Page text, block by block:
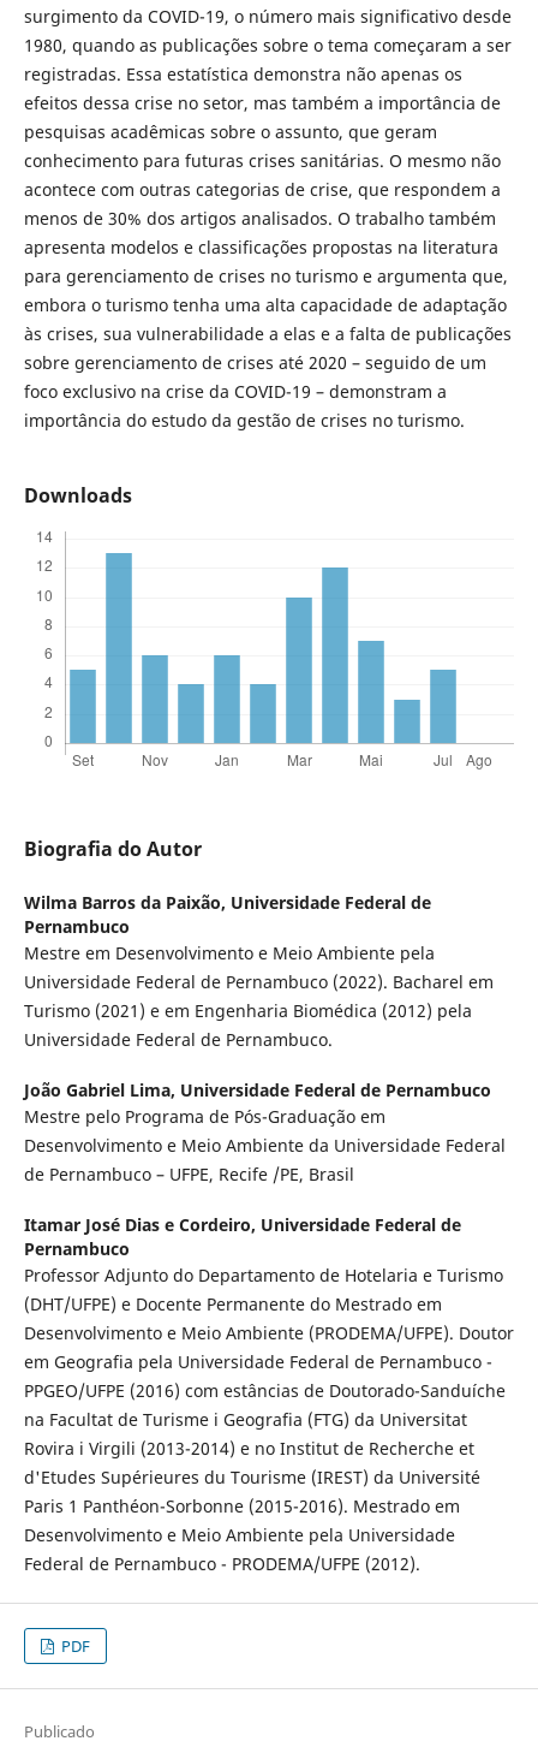
surgimento da COVID-19, o número mais significativo desde
1980, quando as publicações sobre o tema começaram a ser
registradas. Essa estatística demonstra não apenas os
efeitos dessa crise no setor, mas também a importância de
pesquisas acadêmicas sobre o assunto, que geram
conhecimento para futuras crises sanitárias. O mesmo não
acontece com outras categorias de crise, que respondem a
menos de 30% dos artigos analisados. O trabalho também
apresenta modelos e classificações propostas na literatura
para gerenciamento de crises no turismo e argumenta que,
embora o turismo tenha uma alta capacidade de adaptação
às crises, sua vulnerabilidade a elas e a falta de publicações
sobre gerenciamento de crises até 2020 – seguido de um
foco exclusivo na crise da COVID-19 – demonstram a
importância do estudo da gestão de crises no turismo.
Downloads
Biografia do Autor
Wilma Barros da Paixão, Universidade Federal de
Pernambuco
Mestre em Desenvolvimento e Meio Ambiente pela
Universidade Federal de Pernambuco (2022). Bacharel em
Turismo (2021) e em Engenharia Biomédica (2012) pela
Universidade Federal de Pernambuco.
João Gabriel Lima, Universidade Federal de Pernambuco
Mestre pelo Programa de Pós-Graduação em
Desenvolvimento e Meio Ambiente da Universidade Federal
de Pernambuco – UFPE, Recife /PE, Brasil
Itamar José Dias e Cordeiro, Universidade Federal de
Pernambuco
Professor Adjunto do Departamento de Hotelaria e Turismo
(DHT/UFPE) e Docente Permanente do Mestrado em
Desenvolvimento e Meio Ambiente (PRODEMA/UFPE). Doutor
em Geografia pela Universidade Federal de Pernambuco -
PPGEO/UFPE (2016) com estâncias de Doutorado-Sanduíche
na Facultat de Turisme i Geografia (FTG) da Universitat
Rovira i Virgili (2013-2014) e no Institut de Recherche et
d'Etudes Supérieures du Tourisme (IREST) da Université
Paris 1 Panthéon-Sorbonne (2015-2016). Mestrado em
Desenvolvimento e Meio Ambiente pela Universidade
Federal de Pernambuco - PRODEMA/UFPE (2012).
PDF
Publicado